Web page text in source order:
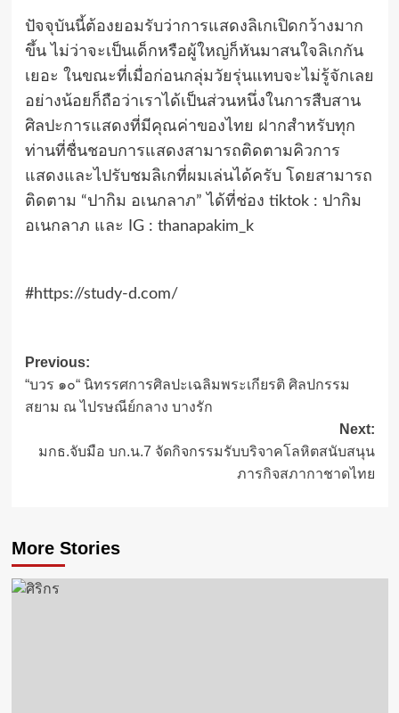
ปัจจุบันนี้ต้องยอมรับว่าการแสดงลิเกเปิดกว้างมาก
ขึ้น ไม่ว่าจะเป็นเด็กหรือผู้ใหญ่ก็หันมาสนใจลิเกกัน
เยอะ ในขณะที่เมื่อก่อนกลุ่มวัยรุ่นแทบจะไม่รู้จักเลย
อย่างน้อยก็ถือว่าเราได้เป็นส่วนหนึ่งในการสืบสาน
ศิลปะการแสดงที่มีคุณค่าของไทย ฝากสำหรับทุก
ท่านที่ชื่นชอบการแสดงสามารถติดตามคิวการ
แสดงและไปรับชมลิเกที่ผมเล่นได้ครับ โดยสามารถ
ติดตาม “ปากิม อเนกลาภ” ได้ที่ช่อง tiktok : ปากิม
อเนกลาภ และ
IG : thanapakim_k
#https://study-d.com/
Post
navigation
Previous:
“บวร ๑๐“ นิทรรศการศิลปะเฉลิมพระเกียรติ ศิลปกรรม
สยาม ณ ไปรษณีย์กลาง บางรัก
Next:
มกธ.จับมือ บก.น.7 จัดกิจกรรมรับบริจาคโลหิตสนับสนุน
ภารกิจสภากาชาดไทย
More Stories